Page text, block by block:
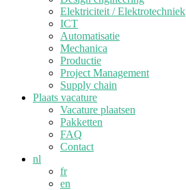
Elektriciteit / Elektrotechniek
ICT
Automatisatie
Mechanica
Productie
Project Management
Supply chain
Plaats vacature
Vacature plaatsen
Pakketten
FAQ
Contact
nl
fr
en